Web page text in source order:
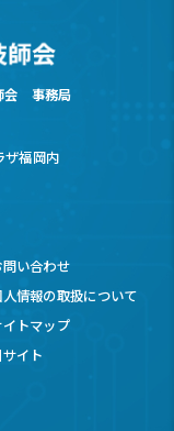
会 事務局
ザ福岡内
問い合わせ
情報の取扱について
トマップ
イト